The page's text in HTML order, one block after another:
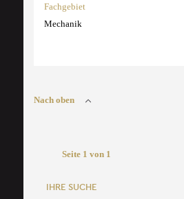
Fachgebiet
Mechanik
Nach oben
Seite 1 von 1
IHRE SUCHE